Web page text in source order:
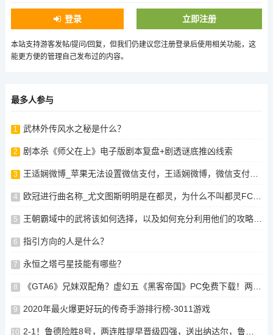
登录 立即注册
本站支持游客发帖/提问/回复，但我们仍建议您注册登录后使用相关功能，这
能更方便的管理自己发布过的内容。
最多人参与
1 武林外传风水之秘是什么？
2 剧本杀《师父在上》电子版剧本复盘+剧透谜底推凶线索
3 王适娴微博_苹果无法设置微信支付，王适娴微博，微信支付未被苹果支持，王适娴微博显示无法设置微信支付，王适娴微博提示微信支付未被苹果支持，王适娴微博提示微信支付未被苹果支持，王适娴微博提示微信支付未被苹果支持
4 欧冠进行曲名称_尤文图斯明明是在都灵，为什么不叫都灵FC之类的，而是叫尤文图斯
5 王朝霸域中的武将该如何选择，以及如何充分利用他们的攻略？，王朝霸域，如何选择和利用武将的攻略策略，王朝霸域，选择与利用武将的攻略策略，王朝霸域，选将与攻略策略探析，揭秘王朝霸域，选将、攻略与策略探析
6 指引方向的人是什么？
7 永恒之塔弓星技能有哪些？
8 《GTA6》兄妹双配角？虚幻五《黑客帝国》PC免费下载！两款游戏免费领！
9 2020年最火爆更好玩的传奇手游排行榜-3011游戏
10 2-1！鲁德险胜8号，两连胜提早晋级四强，送出纳达尔，鲁德强势逆袭纳达尔晋级四强两连胜提前夺冠